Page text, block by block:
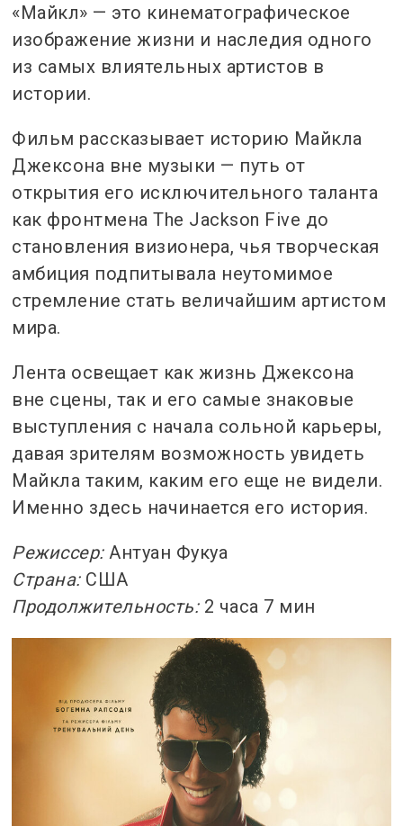
«Майкл» — это кинематографическое
изображение жизни и наследия одного
из самых влиятельных артистов в
истории.
Фильм рассказывает историю Майкла
Джексона вне музыки — путь от
открытия его исключительного таланта
как фронтмена The Jackson Five до
становления визионера, чья творческая
амбиция подпитывала неутомимое
стремление стать величайшим артистом
мира.
Лента освещает как жизнь Джексона
вне сцены, так и его самые знаковые
выступления с начала сольной карьеры,
давая зрителям возможность увидеть
Майкла таким, каким его еще не видели.
Именно здесь начинается его история.
Режиссер:Антуан Фукуа
Страна:США
Продолжительность:2 часа 7 мин